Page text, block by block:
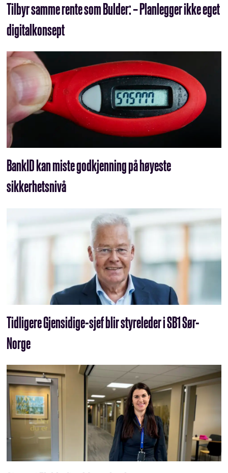
Tilbyr samme rente som Bulder: – Planlegger ikke eget
digitalkonsept
BankID kan miste godkjenning på høyeste
sikkerhetsnivå
Tidligere Gjensidige-sjef blir styreleder i SB1 Sør-
Norge